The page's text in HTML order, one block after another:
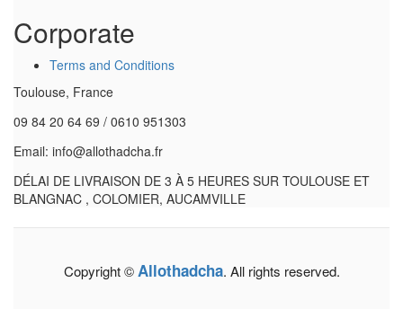
Corporate
Terms and Conditions
Toulouse, France
09 84 20 64 69 / 0610 951303
Email: info@allothadcha.fr
DÉLAI DE LIVRAISON DE 3 À 5 HEURES SUR TOULOUSE ET
BLANGNAC , COLOMIER, AUCAMVILLE
Copyright ©Allothadcha. All rights reserved.